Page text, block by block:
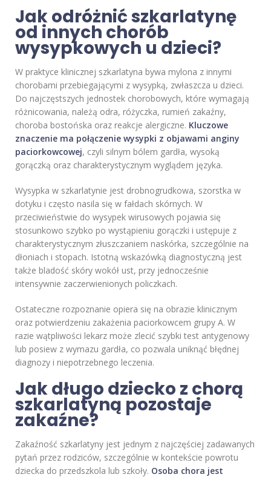
Jak odróżnić szkarlatynę
od innych chorób
wysypkowych u dzieci?
W praktyce klinicznej szkarlatyna bywa mylona z innymi
chorobami przebiegającymi z wysypką, zwłaszcza u dzieci.
Do najczęstszych jednostek chorobowych, które wymagają
różnicowania, należą odra, różyczka, rumień zakaźny,
choroba bostońska oraz reakcje alergiczne. Kluczowe
znaczenie ma połączenie wysypki z objawami anginy
paciorkowcowej, czyli silnym bólem gardła, wysoką
gorączką oraz charakterystycznym wyglądem języka.
Wysypka w szkarlatynie jest drobnogrudkowa, szorstka w
dotyku i często nasila się w fałdach skórnych. W
przeciwieństwie do wysypek wirusowych pojawia się
stosunkowo szybko po wystąpieniu gorączki i ustępuje z
charakterystycznym złuszczaniem naskórka, szczególnie na
dłoniach i stopach. Istotną wskazówką diagnostyczną jest
także bladość skóry wokół ust, przy jednocześnie
intensywnie zaczerwienionych policzkach.
Ostateczne rozpoznanie opiera się na obrazie klinicznym
oraz potwierdzeniu zakażenia paciorkowcem grupy A. W
razie wątpliwości lekarz może zlecić szybki test antygenowy
lub posiew z wymazu gardła, co pozwala uniknąć błędnej
diagnozy i niepotrzebnego leczenia.
Jak długo dziecko z chorą
szkarlatyną pozostaje
zakaźne?
Zakaźność szkarlatyny jest jednym z najczęściej zadawanych
pytań przez rodziców, szczególnie w kontekście powrotu
dziecka do przedszkola lub szkoły. Osoba chora jest